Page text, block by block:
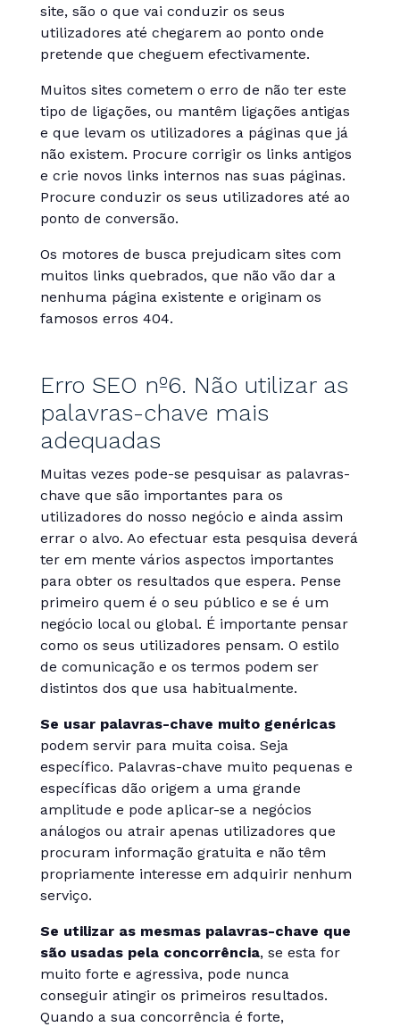
site, são o que vai conduzir os seus
utilizadores até chegarem ao ponto onde
pretende que cheguem efectivamente.
Muitos sites cometem o erro de não ter este
tipo de ligações, ou mantêm ligações antigas
e que levam os utilizadores a páginas que já
não existem. Procure corrigir os links antigos
e crie novos links internos nas suas páginas.
Procure conduzir os seus utilizadores até ao
ponto de conversão.
Os motores de busca prejudicam sites com
muitos links quebrados, que não vão dar a
nenhuma página existente e originam os
famosos erros 404.
Erro SEO nº6. Não utilizar as
palavras-chave mais
adequadas
Muitas vezes pode-se pesquisar as palavras-
chave que são importantes para os
utilizadores do nosso negócio e ainda assim
errar o alvo. Ao efectuar esta pesquisa deverá
ter em mente vários aspectos importantes
para obter os resultados que espera. Pense
primeiro quem é o seu público e se é um
negócio local ou global. É importante pensar
como os seus utilizadores pensam. O estilo
de comunicação e os termos podem ser
distintos dos que usa habitualmente.
Se usar palavras-chave muito genéricas
podem servir para muita coisa. Seja
específico. Palavras-chave muito pequenas e
específicas dão origem a uma grande
amplitude e pode aplicar-se a negócios
análogos ou atrair apenas utilizadores que
procuram informação gratuita e não têm
propriamente interesse em adquirir nenhum
serviço.
Se utilizar as mesmas palavras-chave que
são usadas pela concorrência, se esta for
muito forte e agressiva, pode nunca
conseguir atingir os primeiros resultados.
Quando a sua concorrência é forte,